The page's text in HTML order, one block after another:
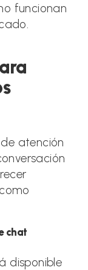
funcionan
atención
chat
disponible